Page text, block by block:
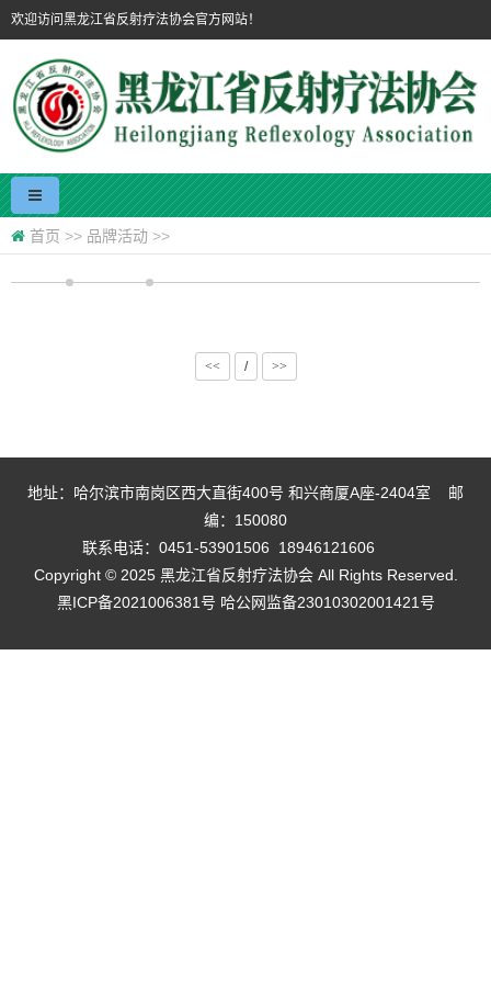
欢迎访问黑龙江省反射疗法协会官方网站！
首页 >> 品牌活动 >>
<< / >>
地址：哈尔滨市南岗区西大直街400号 和兴商厦A座-2404室 邮
编：150080
联系电话：0451-53901506 18946121606
Copyright © 2025 黑龙江省反射疗法协会 All Rights Reserved.
黑ICP备2021006381号 哈公网监备23010302001421号